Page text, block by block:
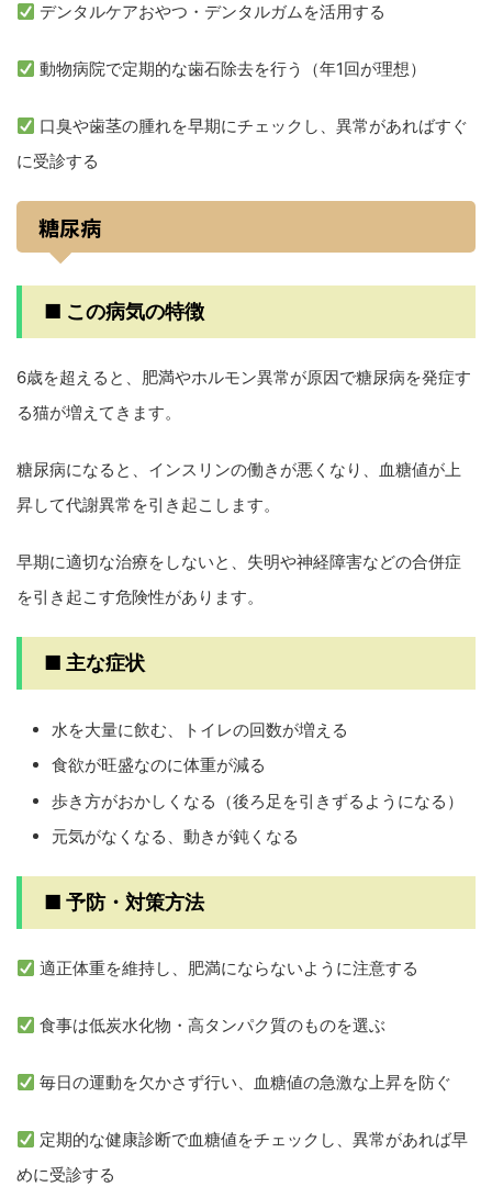
デンタルケアおやつ・デンタルガムを活用する
動物病院で定期的な歯石除去を行う（年1回が理想）
口臭や歯茎の腫れを早期にチェックし、異常があればすぐ
に受診する
糖尿病
■ この病気の特徴
6歳を超えると、肥満やホルモン異常が原因で糖尿病を発症す
る猫が増えてきます。
糖尿病になると、インスリンの働きが悪くなり、血糖値が上
昇して代謝異常を引き起こします。
早期に適切な治療をしないと、失明や神経障害などの合併症
を引き起こす危険性があります。
■ 主な症状
水を大量に飲む、トイレの回数が増える
食欲が旺盛なのに体重が減る
歩き方がおかしくなる（後ろ足を引きずるようになる）
元気がなくなる、動きが鈍くなる
■ 予防・対策方法
適正体重を維持し、肥満にならないように注意する
食事は低炭水化物・高タンパク質のものを選ぶ
毎日の運動を欠かさず行い、血糖値の急激な上昇を防ぐ
定期的な健康診断で血糖値をチェックし、異常があれば早
めに受診する